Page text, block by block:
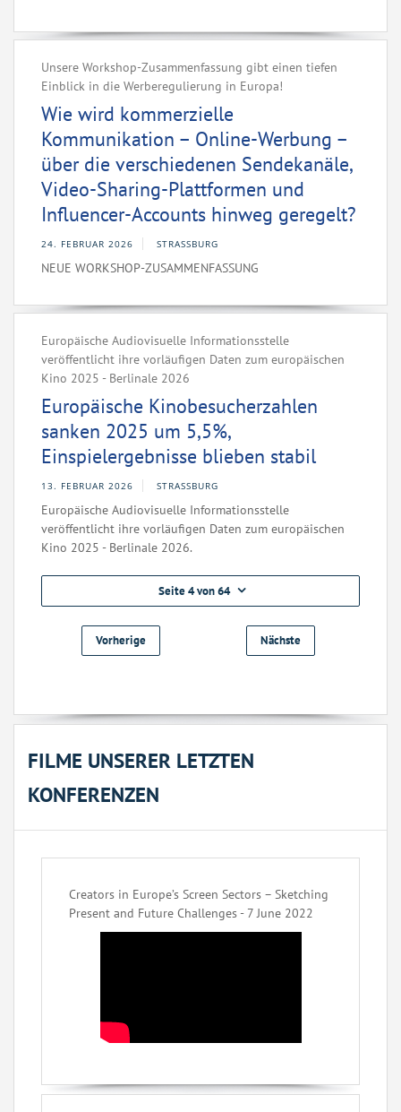
Unsere Workshop-Zusammenfassung gibt einen tiefen
Einblick in die Werberegulierung in Europa!
Wie wird kommerzielle
Kommunikation – Online-Werbung –
über die verschiedenen Sendekanäle,
Video-Sharing-Plattformen und
Influencer-Accounts hinweg geregelt?
24. FEBRUAR 2026 STRASSBURG
NEUE WORKSHOP-ZUSAMMENFASSUNG
Europäische Audiovisuelle Informationsstelle
veröffentlicht ihre vorläufigen Daten zum europäischen
Kino 2025 - Berlinale 2026
Europäische Kinobesucherzahlen
sanken 2025 um 5,5%,
Einspielergebnisse blieben stabil
13. FEBRUAR 2026 STRASSBURG
Europäische Audiovisuelle Informationsstelle
veröffentlicht ihre vorläufigen Daten zum europäischen
Kino 2025 - Berlinale 2026.
Seite 4 von 64
Vorherige Nächste
FILME UNSERER LETZTEN
KONFERENZEN
Creators in Europe’s Screen Sectors – Sketching
Present and Future Challenges - 7 June 2022